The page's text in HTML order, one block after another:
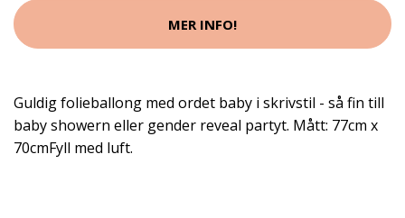
MER INFO!
Guldig folieballong med ordet baby i skrivstil - så fin till
baby showern eller gender reveal partyt. Mått: 77cm x
70cmFyll med luft.